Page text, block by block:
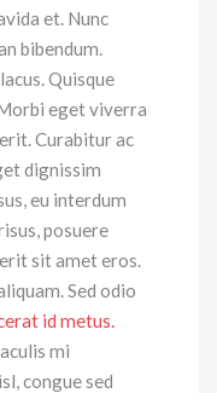
et. Nunc
bibendum.
Quisque
eget viverra
Curabitur ac
dignissim
eu interdum
posuere
sit amet eros.
Sed odio
id metus.
mi
congue sed